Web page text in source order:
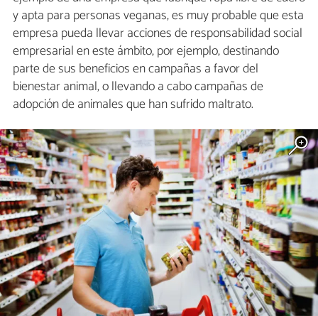
y apta para personas veganas, es muy probable que esta
empresa pueda llevar acciones de responsabilidad social
empresarial en este ámbito, por ejemplo, destinando
parte de sus beneficios en campañas a favor del
bienestar animal, o llevando a cabo campañas de
adopción de animales que han sufrido maltrato.